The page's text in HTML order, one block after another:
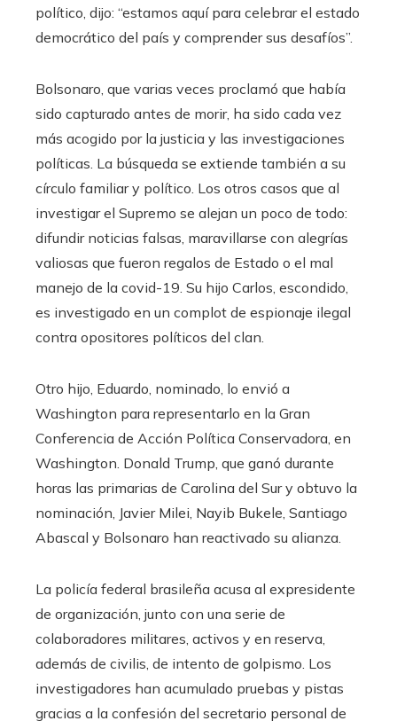
político, dijo: “estamos aquí para celebrar el estado
democrático del país y comprender sus desafíos”.
Bolsonaro, que varias veces proclamó que había
sido capturado antes de morir, ha sido cada vez
más acogido por la justicia y las investigaciones
políticas. La búsqueda se extiende también a su
círculo familiar y político. Los otros casos que al
investigar el Supremo se alejan un poco de todo:
difundir noticias falsas, maravillarse con alegrías
valiosas que fueron regalos de Estado o el mal
manejo de la covid-19. Su hijo Carlos, escondido,
es investigado en un complot de espionaje ilegal
contra opositores políticos del clan.
Otro hijo, Eduardo, nominado, lo envió a
Washington para representarlo en la Gran
Conferencia de Acción Política Conservadora, en
Washington. Donald Trump, que ganó durante
horas las primarias de Carolina del Sur y obtuvo la
nominación, Javier Milei, Nayib Bukele, Santiago
Abascal y Bolsonaro han reactivado su alianza.
La policía federal brasileña acusa al expresidente
de organización, junto con una serie de
colaboradores militares, activos y en reserva,
además de civilis, de intento de golpismo. Los
investigadores han acumulado pruebas y pistas
gracias a la confesión del secretario personal de